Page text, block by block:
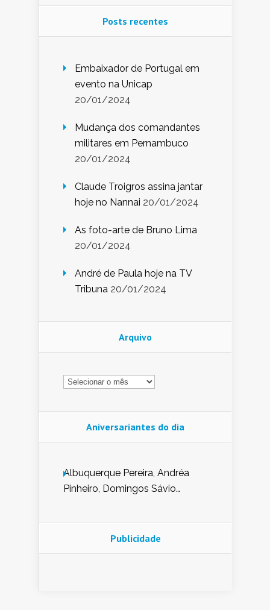
Posts recentes
Embaixador de Portugal em
evento na Unicap
20/01/2024
Mudança dos comandantes
militares em Pernambuco
20/01/2024
Claude Troigros assina jantar
hoje no Nannai 20/01/2024
As foto-arte de Bruno Lima
20/01/2024
André de Paula hoje na TV
Tribuna 20/01/2024
Arquivo
Arquivo
Aniversariantes do dia
Albuquerque Pereira, Andréa
Pinheiro, Domingos Sávio
Nunes de Sena, Fátima Peixoto,
Glória Pereira, Kátia Mesel,
Publicidade